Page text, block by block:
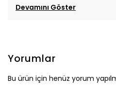
Devamını Göster
Yorumlar
Bu ürün için henüz yorum